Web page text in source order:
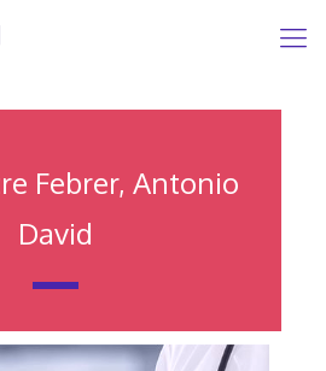
Febrer, Antonio
David